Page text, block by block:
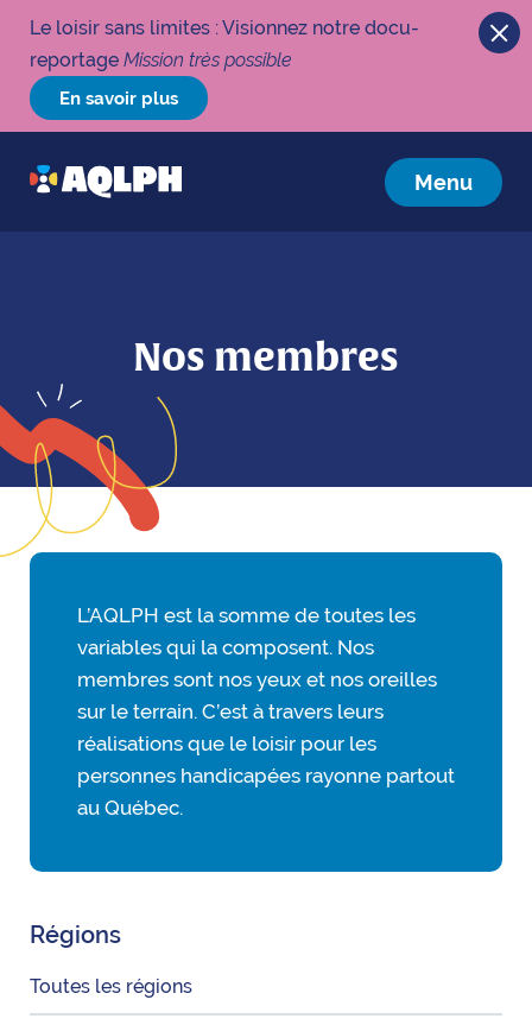
Le loisir sans limites : Visionnez notre docu-
reportage Mission très possible
En savoir plus
Menu
Nos membres
L’AQLPH est la somme de toutes les
variables qui la composent. Nos
membres sont nos yeux et nos oreilles
sur le terrain. C’est à travers leurs
réalisations que le loisir pour les
personnes handicapées rayonne partout
au Québec.
Régions
Toutes les régions